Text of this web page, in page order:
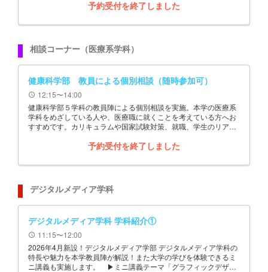
予約受付を終了しました
相談コーナー（医療系学科）
健康科学部 教員による個別相談（随時参加可）
schedule 12:15〜14:00
健康科学部５学科の教員陣による個別相談を実施。本学の医療系
学科をめざしている人や、医療職に就くことを考えている方へお
すすめです。カリキュラムや国家試験対策、就職、学生のリアル
よる個別相談コーナー（予約不要）へお越しください。
予約受付を終了しました
デジタルメディア学科
デジタルメディア学科 学科紹介①
schedule 11:15〜12:00
2026年4月新設！デジタルメディア学部 デジタルメディア学科の
特長や魅力を本学教員陣が解説！また大学の学びを体験できるミ
ニ講義も実施します。 ▶ミニ講義テーマ「グラフィックデザイ